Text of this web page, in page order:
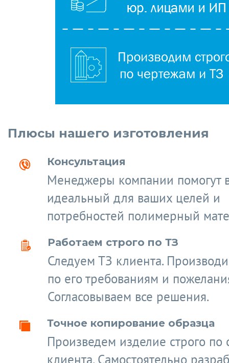
Плюсы нашего изготовления
Консультация
Менеджеры компании помогут
идеальный для ваших целей и
потребностей полимерный
Работаем строго по ТЗ
Следуем ТЗ клиента.
по его требованиям и
Согласовываем все решения.
Точное копирование образца
Произведем изделие строго по
клиента. Самостоятельно